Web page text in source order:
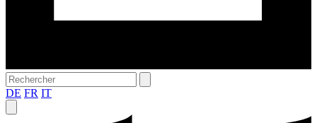
DE FR IT